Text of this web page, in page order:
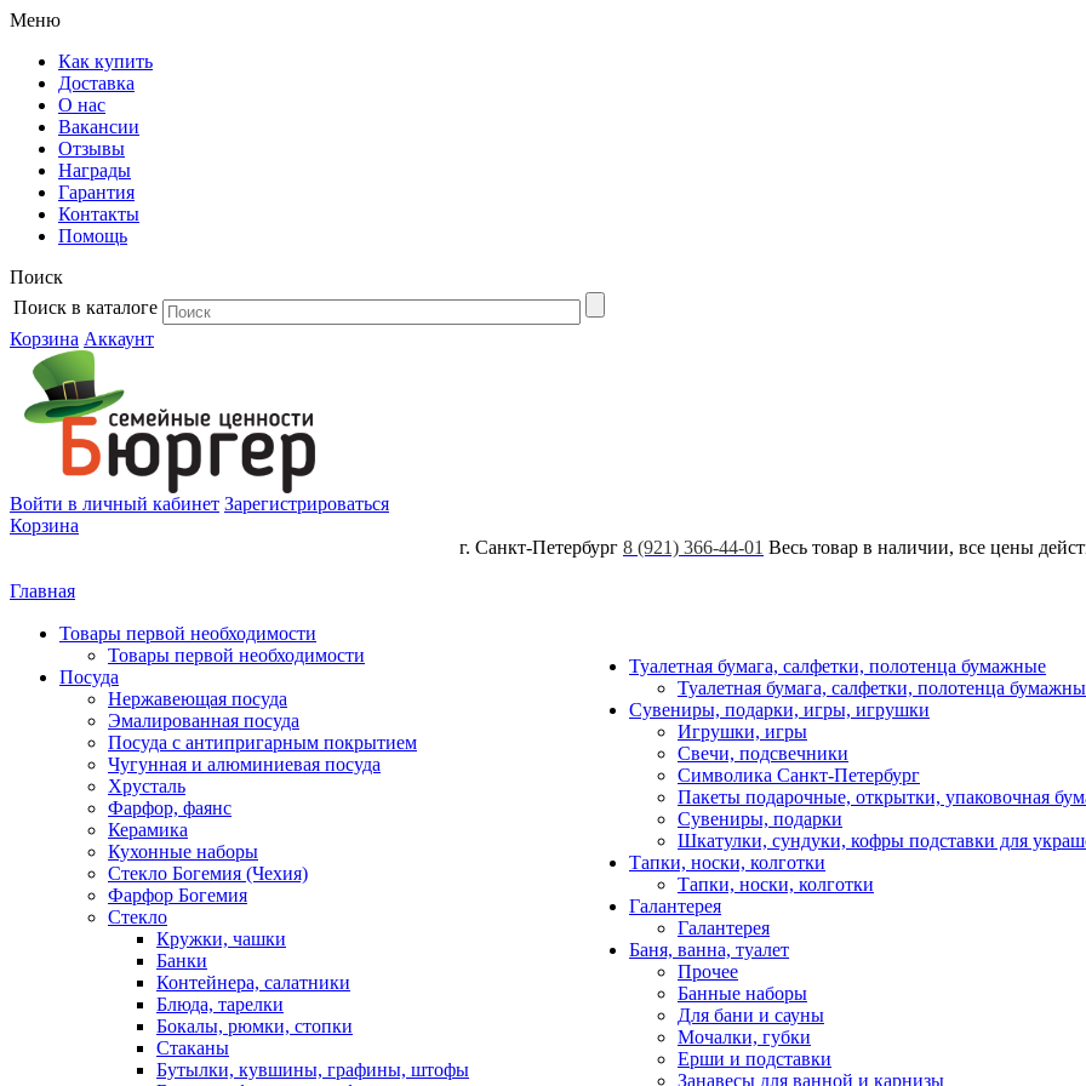
Меню
Как купить
Доставка
О нас
Вакансии
Отзывы
Награды
Гарантия
Контакты
Помощь
Поиск
Поиск в каталоге
Корзина Аккаунт
Войти в личный кабинет Зарегистрироваться
Корзина
г. Санкт-Петербург 8 (921) 366-44-01 Весь товар в наличии, все цены
Главная
Товары первой необходимости
Товары первой необходимости
Посуда
Нержавеющая посуда
Эмалированная посуда
Посуда с антипригарным покрытием
Чугунная и алюминиевая посуда
Хрусталь
Фарфор, фаянс
Керамика
Кухонные наборы
Стекло Богемия (Чехия)
Фарфор Богемия
Стекло
Кружки, чашки
Банки
Контейнера, салатники
Блюда, тарелки
Бокалы, рюмки, стопки
Стаканы
Бутылки, кувшины, графины, штофы
Туалетная бумага, салфетки, полотенца бумажные
Туалетная бумага, салфетки, полотенца
Сувениры, подарки, игры, игрушки
Игрушки, игры
Свечи, подсвечники
Символика Санкт-Петербург
Пакеты подарочные, открытки, упаковочная
Сувениры, подарки
Шкатулки, сундуки, кофры подставки для
Тапки, носки, колготки
Тапки, носки, колготки
Галантерея
Галантерея
Баня, ванна, туалет
Прочее
Банные наборы
Для бани и сауны
Мочалки, губки
Ерши и подставки
Занавесы для ванной и карнизы